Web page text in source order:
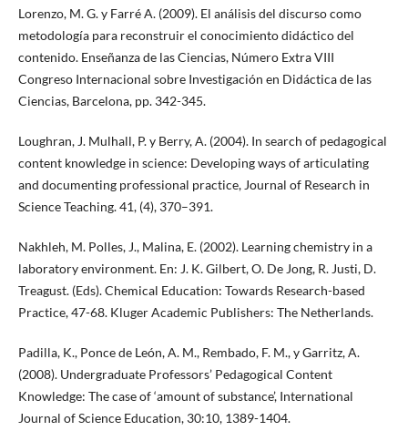
Lorenzo, M. G. y Farré A. (2009). El análisis del discurso como
metodología para reconstruir el conocimiento didáctico del
contenido. Enseñanza de las Ciencias, Número Extra VIII
Congreso Internacional sobre Investigación en Didáctica de las
Ciencias, Barcelona, pp. 342-345.
Loughran, J. Mulhall, P. y Berry, A. (2004). In search of pedagogical
content knowledge in science: Developing ways of articulating
and documenting professional practice, Journal of Research in
Science Teaching. 41, (4), 370–391.
Nakhleh, M. Polles, J., Malina, E. (2002). Learning chemistry in a
laboratory environment. En: J. K. Gilbert, O. De Jong, R. Justi, D.
Treagust. (Eds). Chemical Education: Towards Research-based
Practice, 47-68. Kluger Academic Publishers: The Netherlands.
Padilla, K., Ponce de León, A. M., Rembado, F. M., y Garritz, A.
(2008). Undergraduate Professors’ Pedagogical Content
Knowledge: The case of ‘amount of substance’, International
Journal of Science Education, 30:10, 1389-1404.